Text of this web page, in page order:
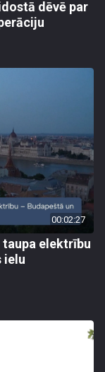
dēvē par
00:02:27
taupa elektrību
ielu